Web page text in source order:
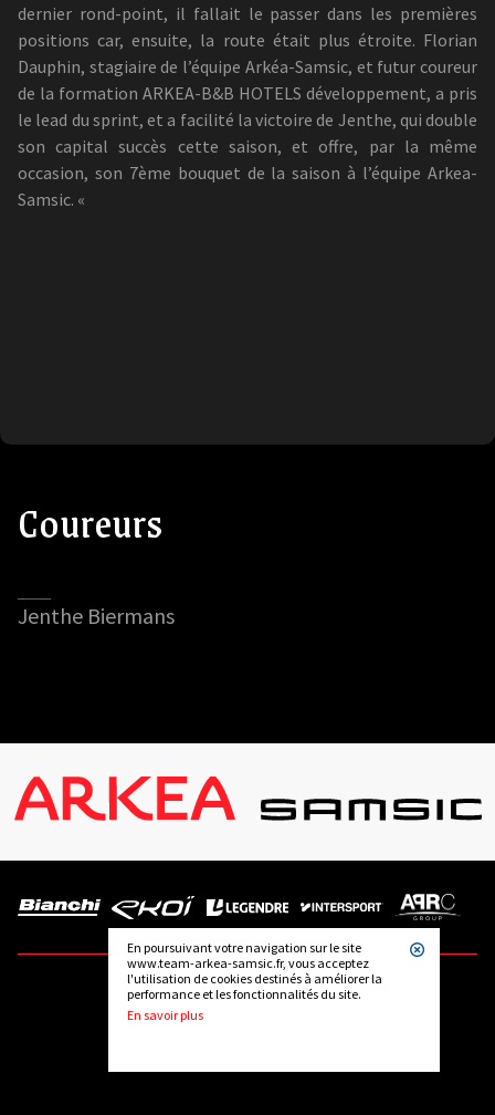
En poursuivant votre navigation sur le site
www.team-arkea-samsic.fr, vous acceptez
l'utilisation de cookies destinés à améliorer la
performance et les fonctionnalités du site.
En savoir plus
dernier rond-point, il fallait le passer dans les premières
positions car, ensuite, la route était plus étroite. Florian
Dauphin, stagiaire de l’équipe Arkéa-Samsic, et futur coureur
de la formation ARKEA-B&B HOTELS développement, a pris
le lead du sprint, et a facilité la victoire de Jenthe, qui double
son capital succès cette saison, et offre, par la même
occasion, son 7ème bouquet de la saison à l’équipe Arkea-
Samsic. «
Coureurs
Jenthe Biermans
SUIVEZ-NOUS